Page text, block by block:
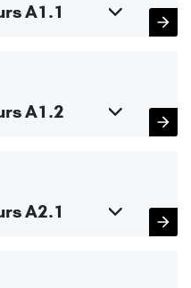
A1.1
A1.2
A2.1